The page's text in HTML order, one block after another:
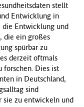
stellt
Entwicklung in
die Entwicklung und
die ein großes
spürbar zu
derzeit oftmals
forschen. Dies ist
in Deutschland,
sind
sie zu entwickeln und